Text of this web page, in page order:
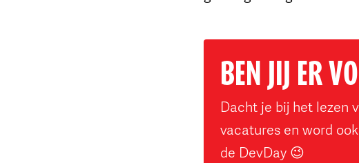
BEN JIJ ER
Dacht je bij het lezen
vacatures en word
de DevDay 😉